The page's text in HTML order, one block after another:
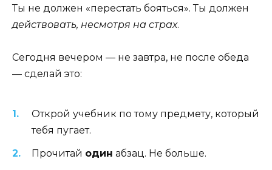
Ты не должен «перестать бояться». Ты должен
действовать, несмотря на страх.
Сегодня вечером — не завтра, не после обеда
— сделай это:
Открой учебник по тому предмету, который
тебя пугает.
Прочитай один абзац. Не больше.